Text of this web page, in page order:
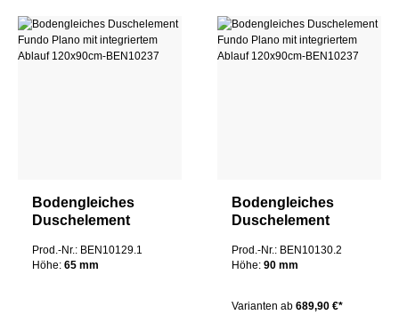
Bodengleiches
Duschelement
integriertem Ablauf
140x90x6,5cm
Prod.-Nr.: BEN10129.1
Höhe: 65 mm
Bodengleiches
Duschelement
integriertem Ablauf
160x100x9cm
Prod.-Nr.: BEN10130.2
Höhe: 90 mm
Varianten ab 689,90 €*